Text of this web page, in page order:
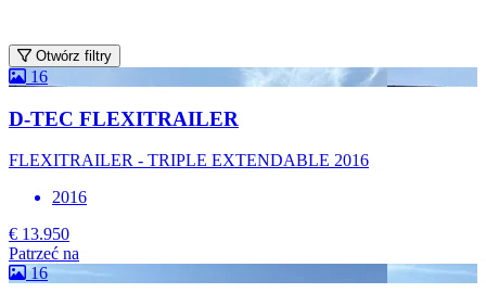
Otwórz filtry
16
D-TEC FLEXITRAILER
FLEXITRAILER - TRIPLE EXTENDABLE 2016
2016
€ 13.950
Patrzeć na
16